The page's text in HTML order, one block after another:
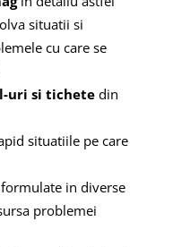
situatii si
cu care se
uri si tichetedin
situatiile pe care
in diverse
problemei